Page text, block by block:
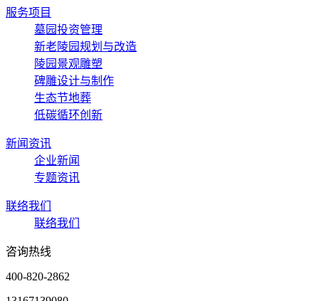
服务项目
墓园投资管理
新老陵园规划与改造
陵园景观雕塑
碑雕设计与制作
生态节地葬
低碳循环创新
新闻资讯
企业新闻
专题资讯
联络我们
联络我们
咨询热线
400-820-2862